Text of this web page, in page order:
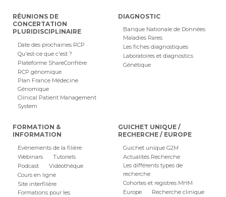
RÉUNIONS DE
CONCERTATION
PLURIDISCIPLINAIRE
Date des prochaines RCP
Qu'est-ce que c'est ?
Plateforme ShareConfrère
RCP génomique
Plan France Médecine
Génomique
Clinical Patient Management
System
DIAGNOSTIC
Banque Nationale de Données
Maladies Rares
Les fiches diagnostiques
Laboratoires et diagnostics
Génétique
FORMATION &
INFORMATION
Evénements de la filière
Webinars
Tutoriels
Podcast
Vidéothèque
Cours en ligne
Site interfilière
Formations pour les
GUICHET UNIQUE /
RECHERCHE / EUROPE
Guichet unique G2M
Actualités Recherche
Les différents types de
recherche
Cohortes et registres MHM
Europe
Recherche clinique